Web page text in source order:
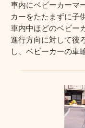
車内にベビーカーマ
カーをたたまずに子
車内中ほどのベビー
進行方向に対して後
し、ベビーカーの車